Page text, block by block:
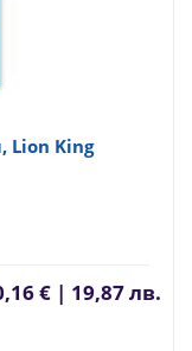
Lion King
€ | 19,87 лв.